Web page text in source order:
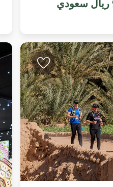
ابتداءً من 95 ريال سعودي